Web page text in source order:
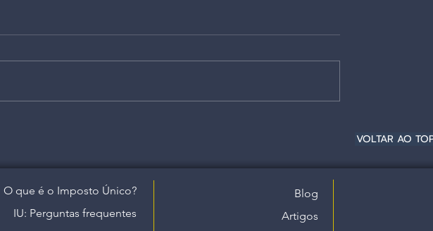
VOLTAR AO
O que é o Imposto Único?
IU: Perguntas frequentes
Blog
Artigos